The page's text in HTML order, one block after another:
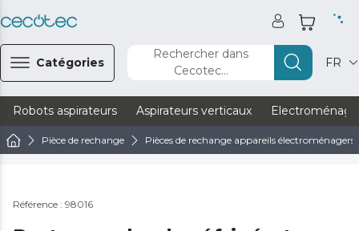
Catégories
Rechercher dans
Cecotec...
FR
Robots aspirateurs Aspirateurs verticaux
Pièce de rechange Pièces de rechange appareils électroménagers
Référence : 98016